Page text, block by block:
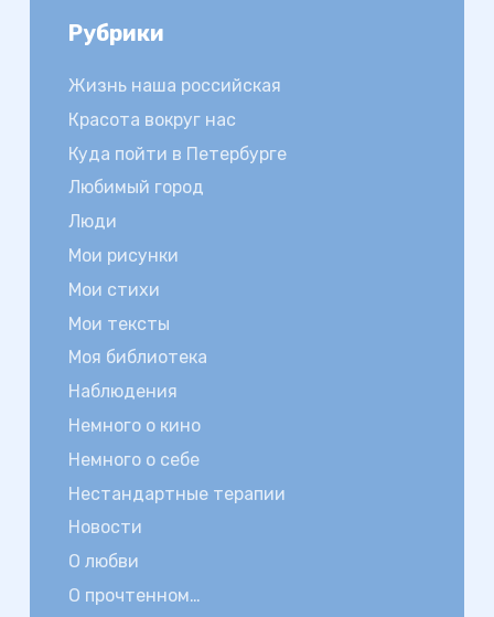
Рубрики
Жизнь наша российская
Красота вокруг нас
Куда пойти в Петербурге
Любимый город
Люди
Мои рисунки
Мои стихи
Мои тексты
Моя библиотека
Наблюдения
Немного о кино
Немного о себе
Нестандартные терапии
Новости
О любви
О прочтенном…